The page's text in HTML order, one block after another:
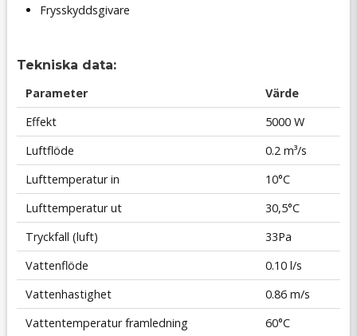
Frysskyddsgivare
Tekniska data:
Parameter
Värde
Effekt
5000 W
Luftflöde
0.2 m³/s
Lufttemperatur in
10°C
Lufttemperatur ut
30,5°C
Tryckfall (luft)
33Pa
Vattenflöde
0.10 l/s
Vattenhastighet
0.86 m/s
Vattentemperatur framledning
60°C